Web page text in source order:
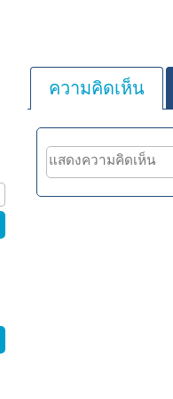
ความคิดเห็น